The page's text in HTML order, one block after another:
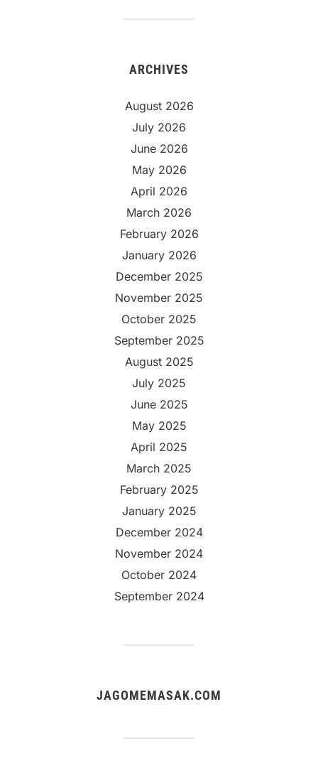
ARCHIVES
August 2026
July 2026
June 2026
May 2026
April 2026
March 2026
February 2026
January 2026
December 2025
November 2025
October 2025
September 2025
August 2025
July 2025
June 2025
May 2025
April 2025
March 2025
February 2025
January 2025
December 2024
November 2024
October 2024
September 2024
JAGOMEMASAK.COM